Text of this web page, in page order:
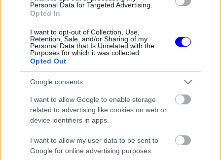
Personal Data for Targeted Advertising.
Opted In
I want to opt-out of Collection, Use,
Retention, Sale, and/or Sharing of my
Personal Data that Is Unrelated with the
Purposes for which it was collected.
Opted Out
Google consents
I want to allow Google to enable storage
related to advertising like cookies on web or
device identifiers in apps.
I want to allow my user data to be sent to
Google for online advertising purposes.
fejlesztésekről és a Honda
motorról
FORMA-1
Hamilton állhat a Ferrari látványos
feltámadása mögött
MOTORSPORTOK
Újabb részletek a balesetről:
Eszméletlenül terült el a fűben a